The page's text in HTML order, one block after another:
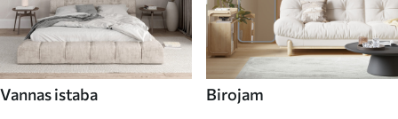
Vannas istaba Birojam